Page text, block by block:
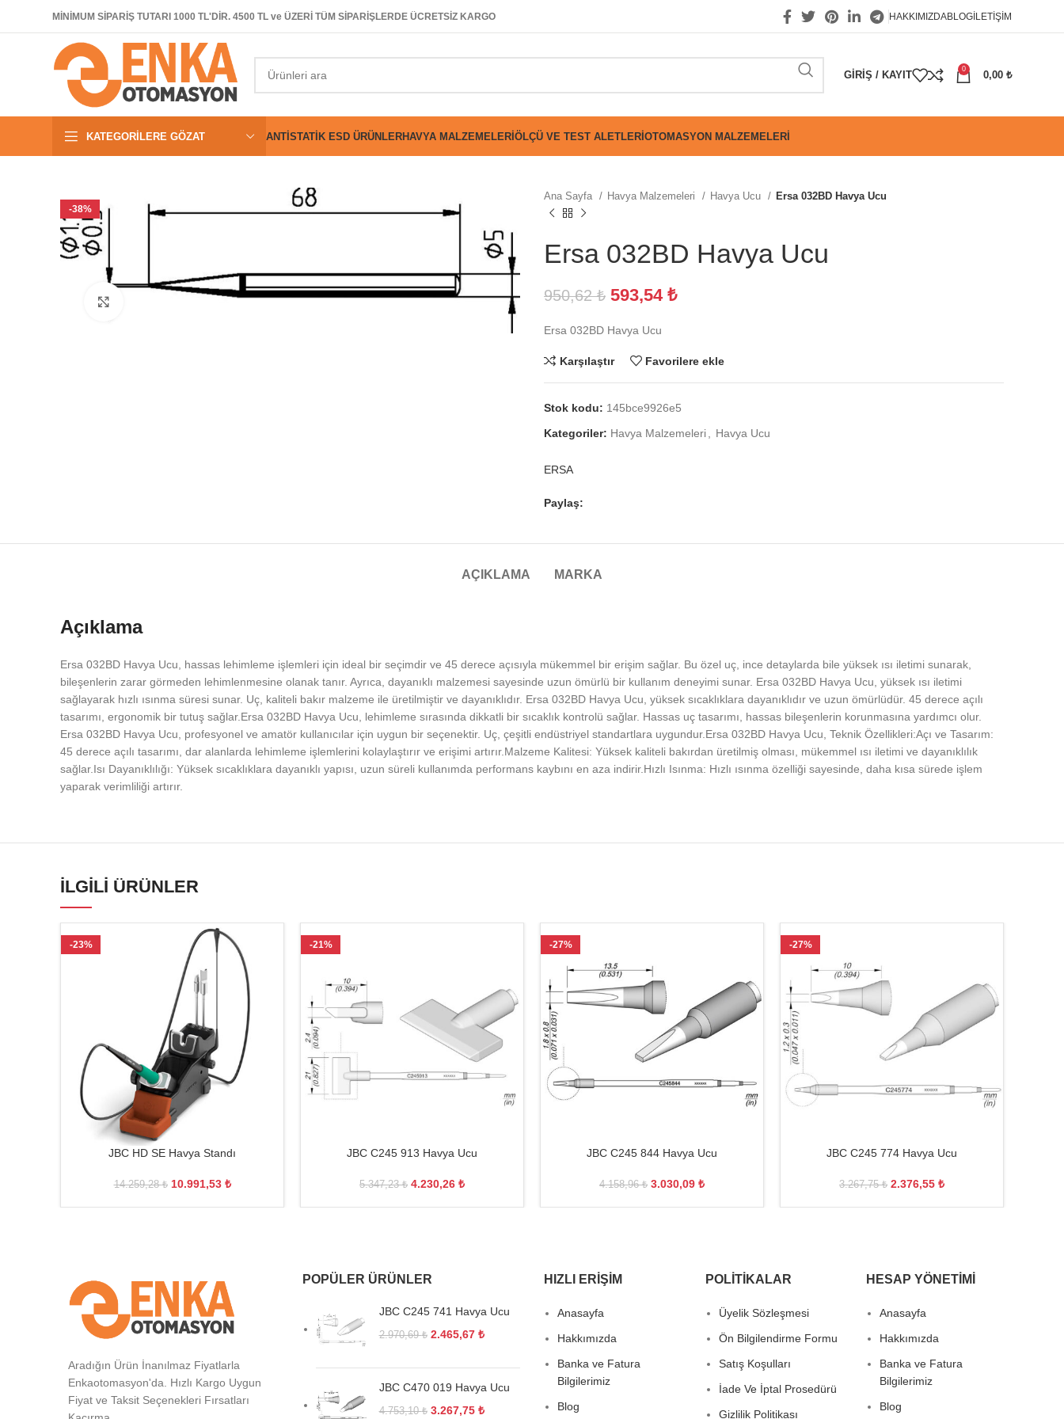
MİNİMUM SİPARİŞ TUTARI 1000 TL'DİR. 4500 TL ve ÜZERİ TÜM SİPARİŞLERDE ÜCRETSİZ KARGO HAKKIMIZDABLOGİLETIŞIM
GIRIŞ / KAYIT
0
0,00 ₺
KATEGORILERE GÖZAT ANTISTATIK ESD ÜRÜNLERHAVYA MALZEMELERIÖLÇÜ VE TEST ALETLERIOTOMASYON MALZEMELERI
-38%
Büyütmek için tıklayın
Ana Sayfa Havya Malzemeleri Havya Ucu Ersa 032BD Havya Ucu
Ersa 032BD Havya Ucu
950,62₺ 593,54 ₺
Ersa 032BD Havya Ucu
Karşılaştır Favorilere ekle
Stok kodu: 145bce9926e5
Kategoriler: Havya Malzemeleri Havya Ucu
ERSA
Paylaş:
AÇIKLAMA MARKA
Açıklama
Ersa 032BD Havya Ucu, hassas lehimleme işlemleri için ideal bir seçimdir ve 45 derece açısıyla mükemmel bir erişim sağlar. Bu özel uç, ince detaylarda bile yüksek ısı iletimi sunarak,
bileşenlerin zarar görmeden lehimlenmesine olanak tanır. Ayrıca, dayanıklı malzemesi sayesinde uzun ömürlü bir kullanım deneyimi sunar. Ersa 032BD Havya Ucu, yüksek ısı iletimi
sağlayarak hızlı ısınma süresi sunar. Uç, kaliteli bakır malzeme ile üretilmiştir ve dayanıklıdır. Ersa 032BD Havya Ucu, yüksek sıcaklıklara dayanıklıdır ve uzun ömürlüdür. 45 derece açılı
tasarımı, ergonomik bir tutuş sağlar.Ersa 032BD Havya Ucu, lehimleme sırasında dikkatli bir sıcaklık kontrolü sağlar. Hassas uç tasarımı, hassas bileşenlerin korunmasına yardımcı olur.
Ersa 032BD Havya Ucu, profesyonel ve amatör kullanıcılar için uygun bir seçenektir. Uç, çeşitli endüstriyel standartlara uygundur.Ersa 032BD Havya Ucu, Teknik Özellikleri:Açı ve Tasarım:
45 derece açılı tasarımı, dar alanlarda lehimleme işlemlerini kolaylaştırır ve erişimi artırır.Malzeme Kalitesi: Yüksek kaliteli bakırdan üretilmiş olması, mükemmel ısı iletimi ve dayanıklılık
sağlar.Isı Dayanıklılığı: Yüksek sıcaklıklara dayanıklı yapısı, uzun süreli kullanımda performans kaybını en aza indirir.Hızlı Isınma: Hızlı ısınma özelliği sayesinde, daha kısa sürede işlem
yaparak verimliliği artırır.
İLGILI ÜRÜNLER
-23%
JBC HD SE Havya Standı
14.259,28₺ 10.991,53 ₺
-21%
JBC C245 913 Havya Ucu
5.347,23₺ 4.230,26 ₺
-27%
JBC C245 844 Havya Ucu
4.158,96₺ 3.030,09 ₺
-27%
JBC C245 774 Havya Ucu
3.267,75₺ 2.376,55 ₺
Aradığın Ürün İnanılmaz Fiyatlarla
Enkaotomasyon'da. Hızlı Kargo Uygun
Fiyat ve Taksit Seçenekleri Fırsatları
POPÜLER ÜRÜNLER
JBC C245 741 Havya Ucu
2.970,69₺ 2.465,67 ₺
JBC C470 019 Havya Ucu
4.753,10₺ 3.267,75 ₺
HIZLI ERIŞIM
Anasayfa
Hakkımızda
Banka ve Fatura
Bilgilerimiz
Blog
POLITIKALAR
Üyelik Sözleşmesi
Ön Bilgilendirme Formu
Satış Koşulları
İade Ve İptal Prosedürü
Gizlilik Politikası
HESAP YÖNETIMI
Anasayfa
Hakkımızda
Banka ve Fatura
Bilgilerimiz
Blog